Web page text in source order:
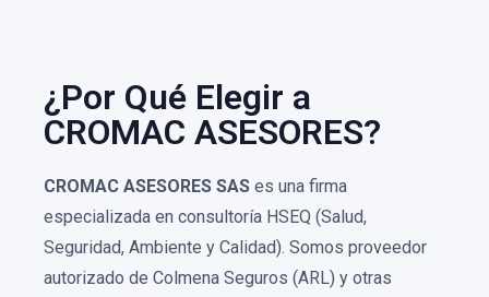
¿Por Qué Elegir a
CROMAC ASESORES?
CROMAC ASESORES SAS es una firma
especializada en consultoría HSEQ (Salud,
Seguridad, Ambiente y Calidad). Somos proveedor
autorizado de Colmena Seguros (ARL) y otras